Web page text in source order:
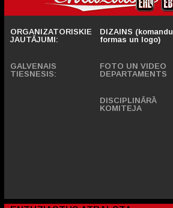
ORGANIZATORISKIE
JAUTĀJUMI:
GALVENAIS
TIESNESIS:
DIZAINS (komandu
formas un logo)
FOTO UN VIDEO
DEPARTAMENTS
DISCIPLINĀRĀ
KOMITEJA